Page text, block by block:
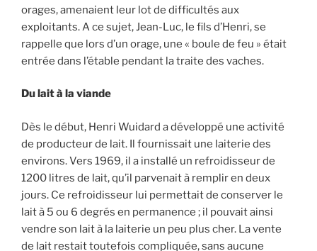
orages, amenaient leur lot de difficultés aux
exploitants. A ce sujet, Jean-Luc, le fils d’Henri, se
rappelle que lors d’un orage, une « boule de feu » était
entrée dans l’étable pendant la traite des vaches.
Du lait à la viande
Dès le début, Henri Wuidard a développé une activité
de producteur de lait. Il fournissait une laiterie des
environs. Vers 1969, il a installé un refroidisseur de
1200 litres de lait, qu’il parvenait à remplir en deux
jours. Ce refroidisseur lui permettait de conserver le
lait à 5 ou 6 degrés en permanence ; il pouvait ainsi
vendre son lait à la laiterie un peu plus cher. La vente
de lait restait toutefois compliquée, sans aucune